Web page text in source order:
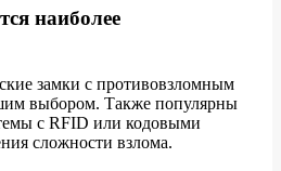
наиболее
замки с противовзломным
выбором. Также популярны
с RFID или кодовыми
сложности взлома.